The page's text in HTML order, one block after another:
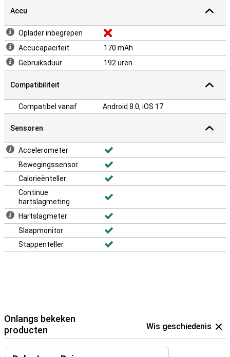
Accu
Oplader inbegrepen
Accucapaciteit
170 mAh
Gebruiksduur
192 uren
Compatibiliteit
Compatibel vanaf Android 8.0, iOS 17
Sensoren
Accelerometer
Bewegingssensor
Calorieënteller
Continue
hartslagmeting
Hartslagmeter
Slaapmonitor
Stappenteller
Onlangs bekeken
producten
Wis geschiedenis